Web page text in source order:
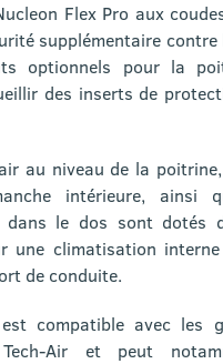
Flex Pro aux
supplémentaire contre
optionnels pour la
des inserts de
au niveau de la
intérieure, ainsi
dans le dos sont dotés
une climatisation
de conduite.
compatible avec les
Air et peut